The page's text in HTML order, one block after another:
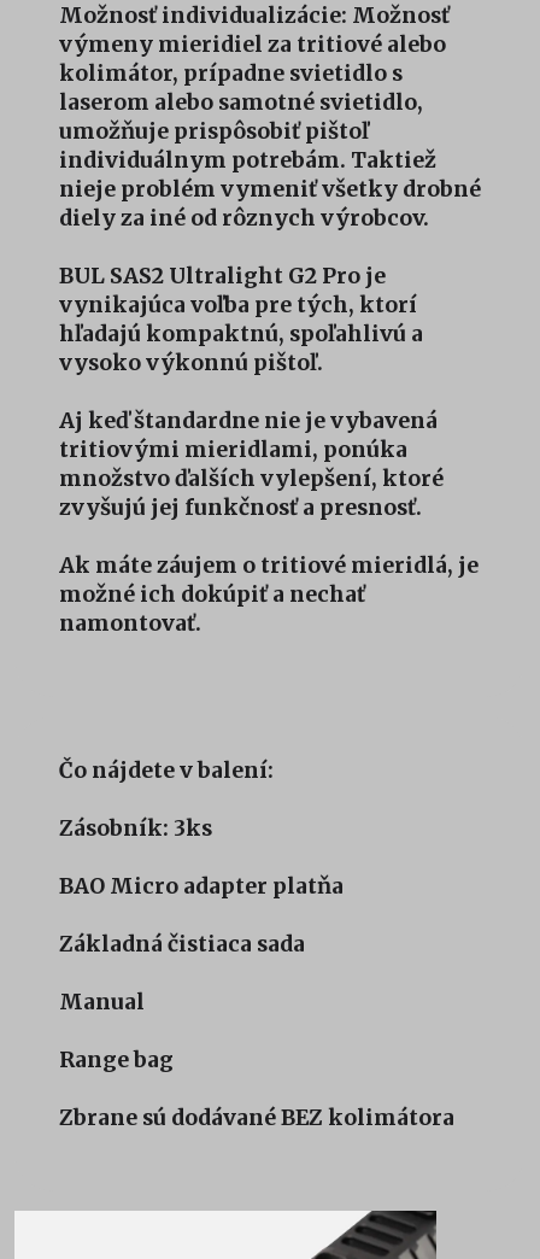
Možnosť individualizácie: Možnosť
výmeny mieridiel za tritiové alebo
kolimátor, prípadne svietidlo s
laserom alebo samotné svietidlo,
umožňuje prispôsobiť pištoľ
individuálnym potrebám. Taktiež
nieje problém vymeniť všetky drobné
diely za iné od rôznych výrobcov.
BUL SAS2 Ultralight G2 Pro je
vynikajúca voľba pre tých, ktorí
hľadajú kompaktnú, spoľahlivú a
vysoko výkonnú pištoľ.
Aj keď štandardne nie je vybavená
tritiovými mieridlami, ponúka
množstvo ďalších vylepšení, ktoré
zvyšujú jej funkčnosť a presnosť.
Ak máte záujem o tritiové mieridlá, je
možné ich dokúpiť a nechať
namontovať.
Čo nájdete v balení:
Zásobník: 3ks
BAO Micro adapter platňa
Základná čistiaca sada
Manual
Range bag
Zbrane sú dodávané BEZ kolimátora